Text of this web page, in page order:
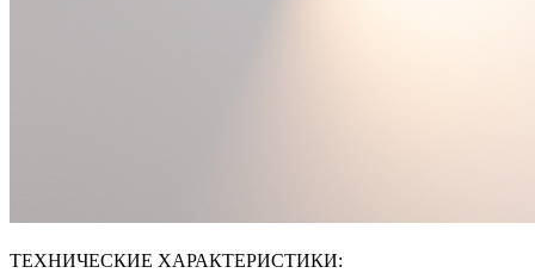
ТЕХНИЧЕСКИЕ ХАРАКТЕРИСТИКИ: